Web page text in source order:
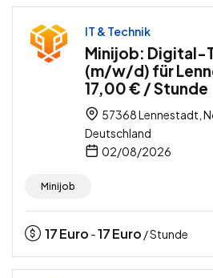
IT & Technik
Minijob: Digital-
(m/w/d) für
17,00 € / Stunde
57368 Lennestadt,
Deutschland
02/08/2026
Minijob
17Euro -17Euro / Stunde